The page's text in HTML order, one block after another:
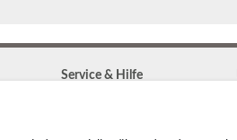
Service & Hilfe